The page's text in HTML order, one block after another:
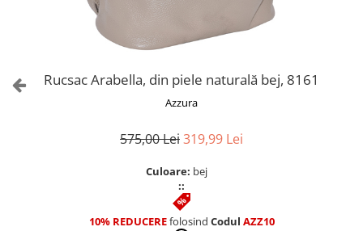
Genți AlbeRucsac Arabella, din piele naturală bej, 8161
Azzura
575,00 Lei319,99 Lei
Culoare: bej
::
10% REDUCEREfolosind Codul AZZ10